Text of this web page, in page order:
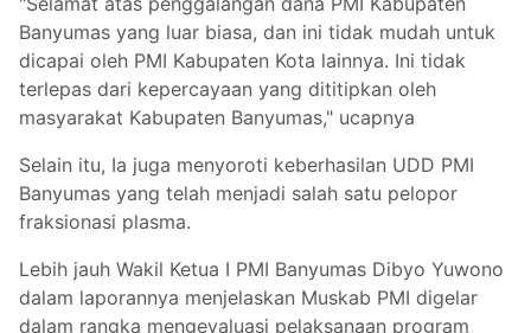
Banyumas yang luar biasa, dan ini tidak mudah untuk
dicapai oleh PMI Kabupaten Kota lainnya. Ini tidak
terlepas dari kepercayaan yang dititipkan oleh
masyarakat Kabupaten Banyumas," ucapnya
Selain itu, Ia juga menyoroti keberhasilan UDD PMI
Banyumas yang telah menjadi salah satu pelopor
fraksionasi plasma.
Lebih jauh Wakil Ketua I PMI Banyumas Dibyo Yuwono
dalam laporannya menjelaskan Muskab PMI digelar
dalam rangka mengevaluasi pelaksanaan program